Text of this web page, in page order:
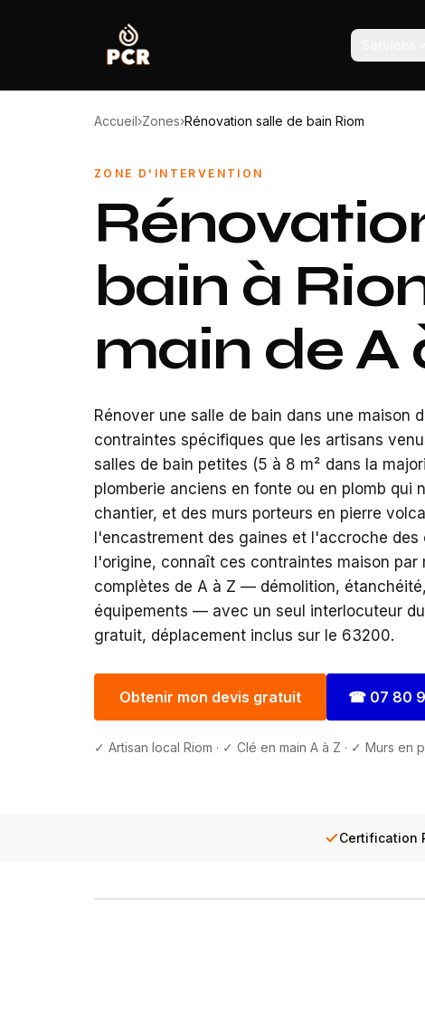
Accueil›Zones›Rénovation salle de bain Riom
ZONE D'INTERVENTION
bain à
main de A
Rénover une salle de bain dans une
contraintes spécifiques que les artisans
salles de bain petites (5 à 8 m² dans la
plomberie anciens en fonte ou en plomb
chantier, et des murs porteurs en pierre
l'encastrement des gaines et l'accroche des
l'origine, connaît ces contraintes maison
complètes de A à Z — démolition,
équipements — avec un seul interlocuteur
gratuit, déplacement inclus sur le 63200.
Obtenir mon devis gratuit ☎ 07 80
✓ Artisan local Riom · ✓ Clé en main A à Z · ✓ Murs
Certification